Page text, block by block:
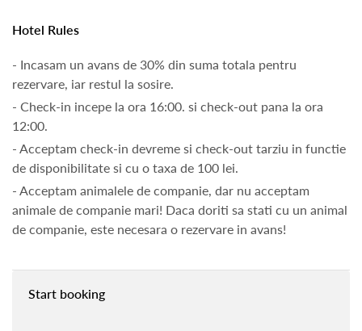
Hotel Rules
- Incasam un avans de 30% din suma totala pentru
rezervare, iar restul la sosire.
- Check-in incepe la ora 16:00. si check-out pana la ora
12:00.
- Acceptam check-in devreme si check-out tarziu in functie
de disponibilitate si cu o taxa de 100 lei.
- Acceptam animalele de companie, dar nu acceptam
animale de companie mari! Daca doriti sa stati cu un animal
de companie, este necesara o rezervare in avans!
Start booking